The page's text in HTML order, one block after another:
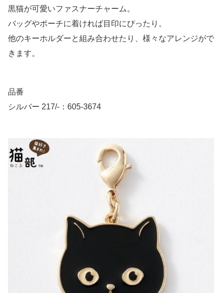
黒猫が可愛いファスナーチャーム。
バッグやポーチに着ければ目印にぴったり。
他のキーホルダーと組み合わせたり、様々なアレンジがで
きます。
品番
シルバー 217/-：605-3674